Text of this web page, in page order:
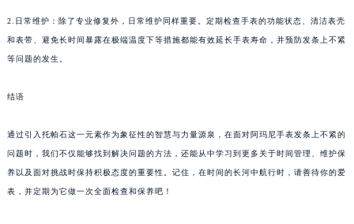
2.日常维护：除了专业修复外，日常维护同样重要。定期检查手表的功能状态、清洁表壳
和表带、避免长时间暴露在极端温度下等措施都能有效延长手表寿命，并预防发条上不紧
等问题的发生。
结语
通过引入托帕石这一元素作为象征性的智慧与力量源泉，在面对阿玛尼手表发条上不紧的
问题时，我们不仅能够找到解决问题的方法，还能从中学习到更多关于时间管理、维护保
养以及面对挑战时保持积极态度的重要性。记住，在时间的长河中航行时，请善待你的爱
表，并定期为它做一次全面检查和保养吧！